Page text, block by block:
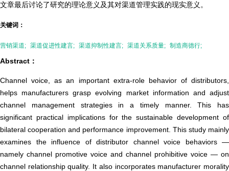
文章最后讨论了研究的理论意义及其对渠道管理实践的现实意义。
关键词：
营销渠道; 渠道促进性建言; 渠道抑制性建言; 渠道关系质量; 制造商德行;
Abstract：
Channel voice, as an important extra-role behavior of distributors,
helps manufacturers grasp evolving market information and adjust
channel management strategies in a timely manner. This has
significant practical implications for the sustainable development of
bilateral cooperation and performance improvement. This study mainly
examines the influence of distributor channel voice behaviors —
namely channel promotive voice and channel prohibitive voice — on
channel relationship quality. It also incorporates manufacturer morality